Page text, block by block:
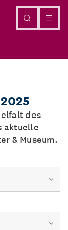
des
aktuelle
& Museum.